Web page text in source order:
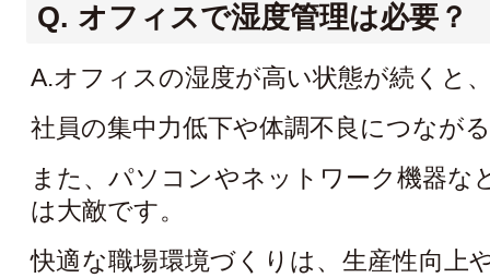
Q. オフィスで湿度管理は必要？
A.オフィスの湿度が高い状態が続くと
社員の集中力低下や体調不良につなが
また、パソコンやネットワーク機器な
は大敵です。
快適な職場環境づくりは、生産性向上